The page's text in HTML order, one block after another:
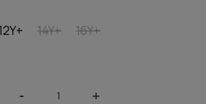
14Y+ 16Y+
- +